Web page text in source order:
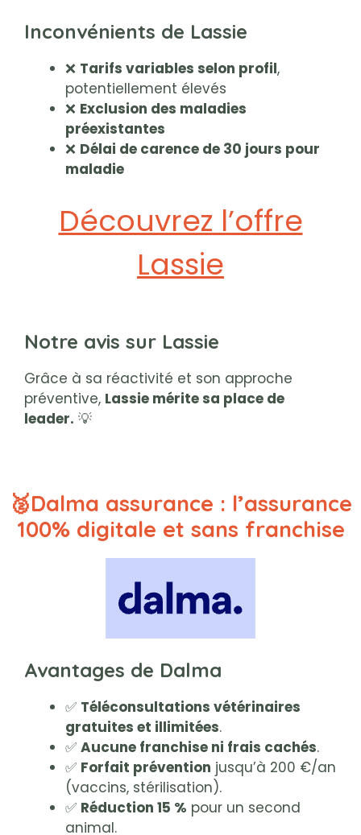
Inconvénients de Lassie
❌ Tarifs variables selon profil,
potentiellement élevés
❌ Exclusion des maladies
préexistantes
❌ Délai de carence de 30 jours pour
maladie
Découvrez l’offre
Lassie
Notre avis sur Lassie
Grâce à sa réactivité et son approche
préventive, Lassie mérite sa place de
leader. 💡
🥈Dalma assurance : l’assurance
100% digitale et sans franchise
Avantages de Dalma
✅ Téléconsultations vétérinaires
gratuites et illimitées.
✅ Aucune franchise ni frais cachés.
✅ Forfait prévention jusqu’à 200 €/an
(vaccins, stérilisation).
✅ Réduction 15 % pour un second
animal.